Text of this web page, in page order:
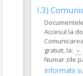
I.3)
Accesul la
gratuit, la: -
Numar zile
Informatii